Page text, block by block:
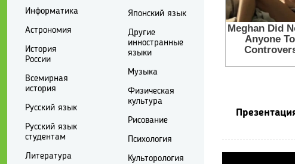
Информатика
Астрономия
История
России
Всемирная
история
Русский язык
Русский язык
студентам
Литература
Японский язык
Другие
инностранные
языки
Музыка
Физическая
культура
Рисование
Психология
Культорология